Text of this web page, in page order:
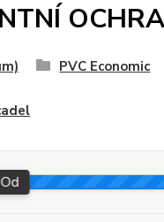
PVC Economic
Od